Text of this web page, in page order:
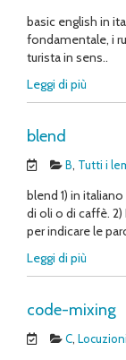
basic english in
fondamentale, i
turista in sens..
Leggi di più
blend
B, Tutti i
blend 1) in
di oli o di caffè.
per indicare le
Leggi di più
code-mixing
C, Locuzioni